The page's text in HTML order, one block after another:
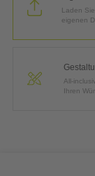
Laden
eigenen
All-
Ihren